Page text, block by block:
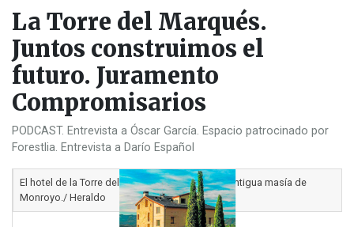
La Torre del Marqués.
Juntos construimos el
futuro. Juramento
Compromisarios
PODCAST. Entrevista a Óscar García. Espacio patrocinado por
Forestlia. Entrevista a Darío Español
El hotel de la Torre del Marqués rehabilitó una antigua masía de
Monroyo./ Heraldo